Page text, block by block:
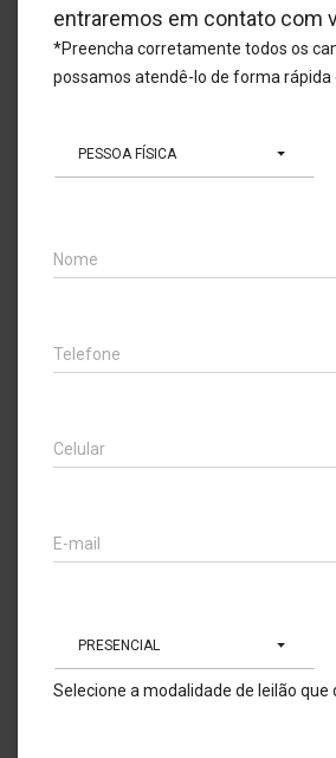
entraremos em contato com
*Preencha corretamente todos os
possamos atendê-lo de forma rápida
PESSOA FÍSICA
Nome
Telefone
Celular
E-mail
PRESENCIAL
Selecione a modalidade de leilão